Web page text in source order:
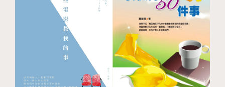
亞馬遜超過三千則五星好評，讀者實證推薦
「準備好對這本書掏心掏肺吧。如果你想要變得更好、
也準備好誠實地面對鏡中的另一個自己，就馬上把這本
書放入購物車，也別忘了準備好一包衛生紙。」
挖掘陰影的根源：範例
挖掘陰影的根源：練習頁
版權頁